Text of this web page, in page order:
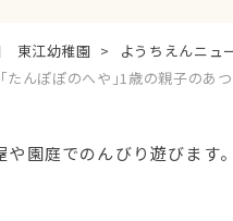
東江幼稚園 > ようちえんニュ
たんぽぽのへや｣1歳の親子のあつ
園庭でのんびり遊びます。